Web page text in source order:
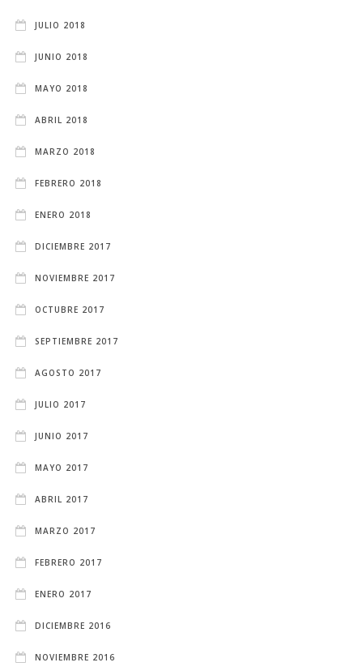
JULIO 2018
JUNIO 2018
MAYO 2018
ABRIL 2018
MARZO 2018
FEBRERO 2018
ENERO 2018
DICIEMBRE 2017
NOVIEMBRE 2017
OCTUBRE 2017
SEPTIEMBRE 2017
AGOSTO 2017
JULIO 2017
JUNIO 2017
MAYO 2017
ABRIL 2017
MARZO 2017
FEBRERO 2017
ENERO 2017
DICIEMBRE 2016
NOVIEMBRE 2016